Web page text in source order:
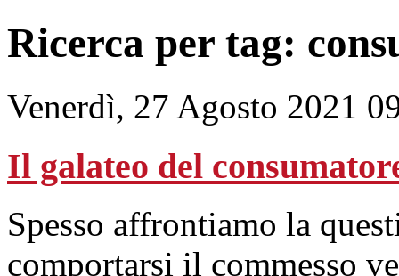
Ricerca per tag:
Venerdì, 27 Agosto 2021
Il galateo del
Spesso affrontiamo la
comportarsi il commesso